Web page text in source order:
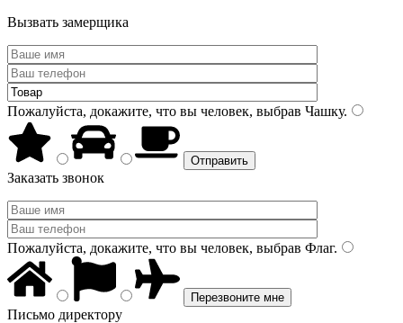
Вызвать замерщика
Пожалуйста, докажите, что вы человек, выбрав Чашку.
Заказать звонок
Пожалуйста, докажите, что вы человек, выбрав Флаг.
Письмо директору